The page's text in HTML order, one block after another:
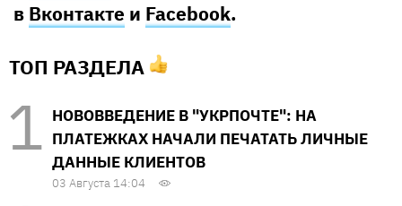
в Вконтакте и Facebook.
ТОП РАЗДЕЛА
НОВОВВЕДЕНИЕ В "УКРПОЧТЕ": НА
ПЛАТЕЖКАХ НАЧАЛИ ПЕЧАТАТЬ ЛИЧНЫЕ
ДАННЫЕ КЛИЕНТОВ
03 Августа 14:04